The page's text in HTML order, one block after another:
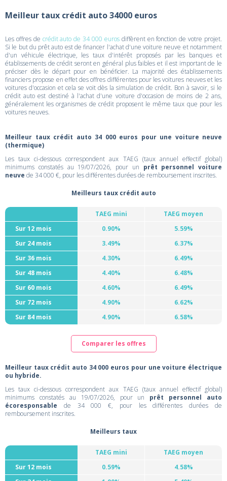
Meilleur taux crédit auto 34000 euros
Les offres de crédit auto de 34 000 euros diffèrent en fonction de votre projet.
Si le but du prêt auto est de financer l'achat d'une voiture neuve et notamment
d'un véhicule électrique, les taux d'intérêt proposés par les banques et
établissements de crédit seront en général plus faibles et il est important de le
préciser dès le départ pour en bénéficier. La majorité des établissements
financiers propose en effet des offres différentes pour les voitures neuves et les
voitures d'occasion et cela se voit dès la simulation de crédit. Bon à savoir, si le
crédit auto est destiné à l'achat d'une voiture d'occasion de moins de 2 ans,
généralement les organismes de crédit proposent le même taux que pour les
voitures neuves.
Meilleur taux crédit auto 34 000 euros pour une voiture neuve
(thermique)
Les taux ci-dessous correspondent aux TAEG (taux annuel effectif global)
minimums constatés au 19/07/2026, pour un prêt personnel voiture
neuve de 34 000 €, pour les différentes durées de remboursement inscrites.
Meilleurs taux crédit auto
TAEG mini
TAEG moyen
Sur 12 mois
0.90%
5.59%
Sur 24 mois
3.49%
6.37%
Sur 36 mois
4.30%
6.49%
Sur 48 mois
4.40%
6.48%
Sur 60 mois
4.60%
6.49%
Sur 72 mois
4.90%
6.62%
Sur 84 mois
4.90% 6.58%
Comparer les offres
Meilleur taux crédit auto 34 000 euros pour une voiture électrique
ou hybride.
Les taux ci-dessous correspondent aux TAEG (taux annuel effectif global)
minimums constatés au 19/07/2026, pour un prêt personnel auto
écoresponsable de 34 000 €, pour les différentes durées de
remboursement inscrites.
Meilleurs taux
TAEG mini
TAEG moyen
Sur 12 mois
0.59%
4.58%